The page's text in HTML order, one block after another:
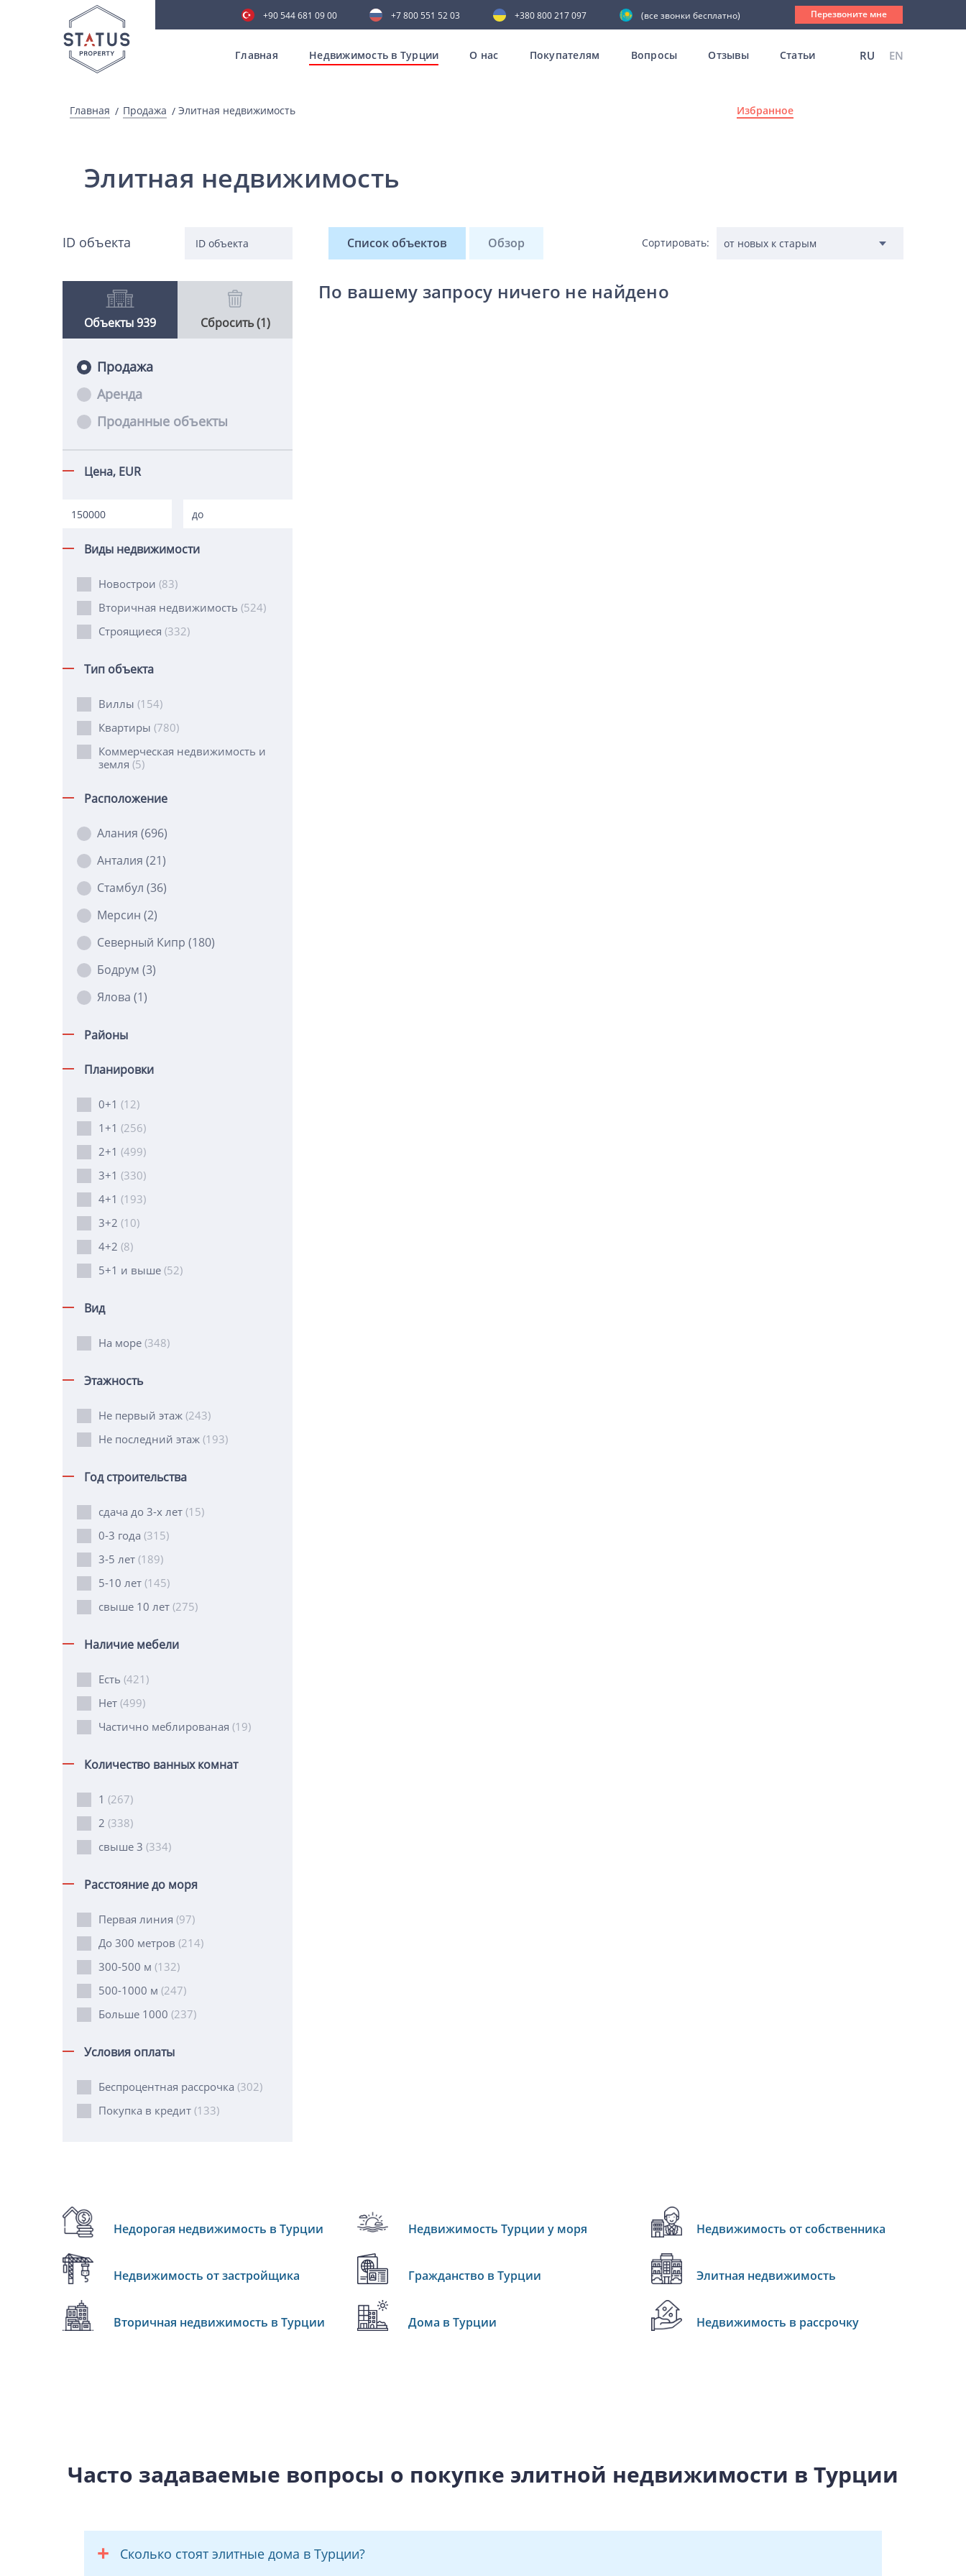
+90 544 681 09 00 +7 800 551 52 03 +380 800 217 097 (все звонки бесплатно) Перезвоните мне
Главная Недвижимость в Турции О нас Покупателям Вопросы Отзывы Статьи RU EN
Главная Продажа Элитная недвижимость Избранное
Элитная недвижимость
ID объекта
Объекты939 Сбросить (1)
Продажа
Аренда
Проданные объекты
Цена, EUR
Виды недвижимости
Новострои (83)
Вторичная недвижимость (524)
Строящиеся (332)
Тип объекта
Виллы (154)
Квартиры (780)
Коммерческая недвижимость и
земля (5)
Расположение
Алания (696)
Анталия (21)
Стамбул (36)
Мерсин (2)
Северный Кипр (180)
Бодрум (3)
Ялова (1)
Районы
Планировки
0+1 (12)
1+1 (256)
2+1 (499)
3+1 (330)
4+1 (193)
3+2 (10)
4+2 (8)
5+1 и выше (52)
Вид
На море (348)
Этажность
Не первый этаж (243)
Не последний этаж (193)
Год строительства
сдача до 3-х лет (15)
0-3 года (315)
3-5 лет (189)
5-10 лет (145)
свыше 10 лет (275)
Наличие мебели
Есть (421)
Нет (499)
Частично меблированая (19)
Количество ванных комнат
1 (267)
2 (338)
свыше 3 (334)
Расстояние до моря
Первая линия (97)
До 300 метров (214)
300-500 м (132)
500-1000 м (247)
Больше 1000 (237)
Условия оплаты
Беспроцентная рассрочка (302)
Покупка в кредит (133)
Список объектов Обзор Сортировать:
По вашему запросу ничего не найдено
Недорогая недвижимость в Турции Недвижимость Турции у моря Недвижимость от собственника
Недвижимость от застройщика Гражданство в Турции Элитная недвижимость
Вторичная недвижимость в Турции Дома в Турции Недвижимость в рассрочку
Часто задаваемые вопросы о покупке элитной недвижимости в Турции
Сколько стоят элитные дома в Турции?